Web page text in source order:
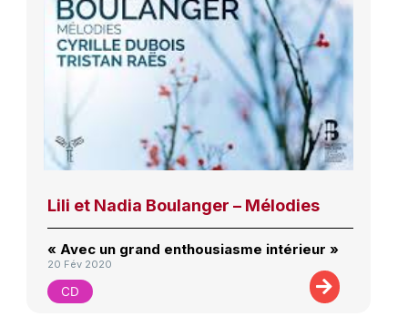
Lili et Nadia Boulanger – Mélodies
« Avec un grand enthousiasme intérieur »
20 Fév 2020
CD